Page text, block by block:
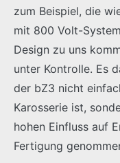
zum Beispiel, die
mit 800 Volt-
Design zu uns
unter Kontrolle. Es
der bZ3 nicht
Karosserie ist,
hohen Einfluss auf
Fertigung